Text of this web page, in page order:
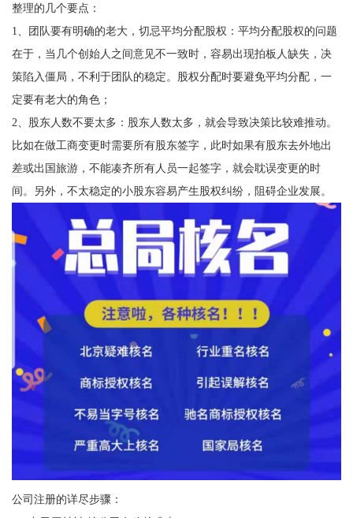
整理的几个要点：
1、团队要有明确的老大，切忌平均分配股权：平均分配股权的问题
在于，当几个创始人之间意见不一致时，容易出现拍板人缺失，决
策陷入僵局，不利于团队的稳定。股权分配时要避免平均分配，一
定要有老大的角色；
2、股东人数不要太多：股东人数太多，就会导致决策比较难推动。
比如在做工商变更时需要所有股东签字，此时如果有股东去外地出
差或出国旅游，不能凑齐所有人员一起签字，就会耽误变更的时
间。另外，不太稳定的小股东容易产生股权纠纷，阻碍企业发展。
公司注册的详尽步骤：